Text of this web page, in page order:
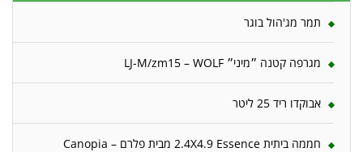
תמר מג'הול בוגר
מגרפה קטנה ״מיני״ LJ-M/zm15 – WOLF
אבוקדו ריד 25 ליטר
חממה ביתית 2.4X4.9 Essence מבית פלרם – Canopia